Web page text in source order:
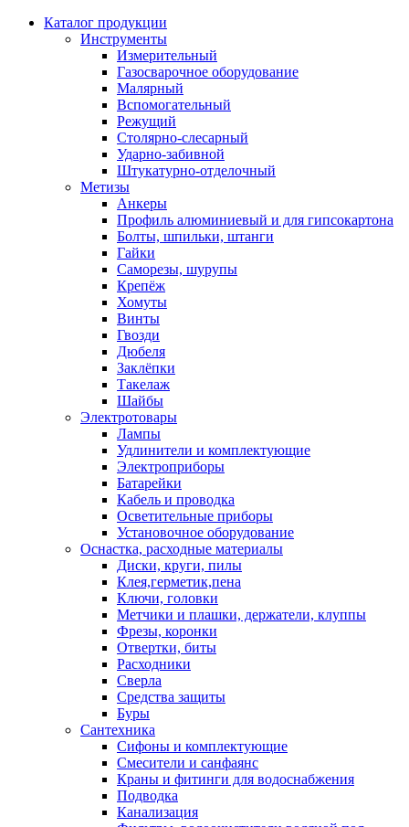
Каталог продукции
Инструменты
Измерительный
Газосварочное оборудование
Малярный
Вспомогательный
Режущий
Столярно-слесарный
Ударно-забивной
Штукатурно-отделочный
Метизы
Анкеры
Профиль алюминиевый и для гипсокартона
Болты, шпильки, штанги
Гайки
Саморезы, шурупы
Крепёж
Хомуты
Винты
Гвозди
Дюбеля
Заклёпки
Такелаж
Шайбы
Электротовары
Лампы
Удлинители и комплектующие
Электроприборы
Батарейки
Кабель и проводка
Осветительные приборы
Установочное оборудование
Оснастка, расходные материалы
Диски, круги, пилы
Клея,герметик,пена
Ключи, головки
Метчики и плашки, держатели, клуппы
Фрезы, коронки
Отвертки, биты
Расходники
Сверла
Средства защиты
Буры
Сантехника
Сифоны и комплектующие
Смесители и санфаянс
Краны и фитинги для водоснабжения
Подводка
Канализация